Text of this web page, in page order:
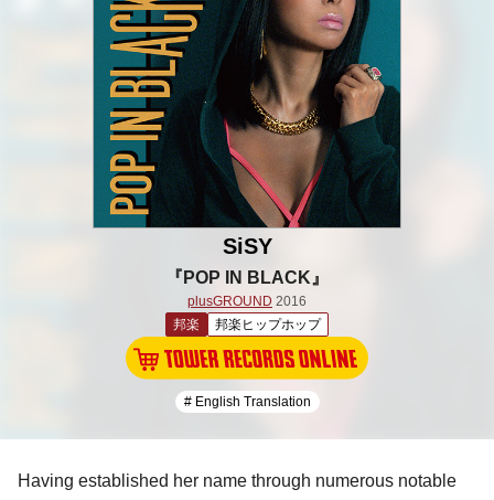
SiSY
『POP IN BLACK』
plusGROUND 2016
邦楽
邦楽ヒップホップ
# English Translation
Having established her name through numerous notable